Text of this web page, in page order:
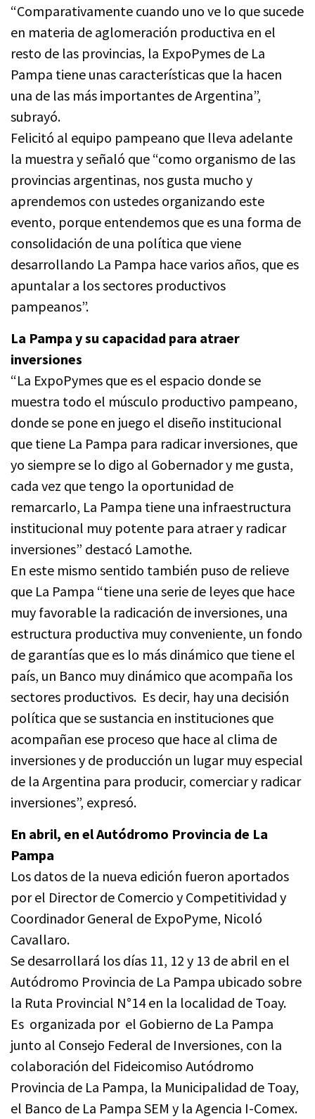
“Comparativamente cuando uno ve lo que sucede
en materia de aglomeración productiva en el
resto de las provincias, la ExpoPymes de La
Pampa tiene unas características que la hacen
una de las más importantes de Argentina”,
subrayó.
Felicitó al equipo pampeano que lleva adelante
la muestra y señaló que “como organismo de las
provincias argentinas, nos gusta mucho y
aprendemos con ustedes organizando este
evento, porque entendemos que es una forma de
consolidación de una política que viene
desarrollando La Pampa hace varios años, que es
apuntalar a los sectores productivos
pampeanos”.
La Pampa y su capacidad para atraer
inversiones
“La ExpoPymes que es el espacio donde se
muestra todo el músculo productivo pampeano,
donde se pone en juego el diseño institucional
que tiene La Pampa para radicar inversiones, que
yo siempre se lo digo al Gobernador y me gusta,
cada vez que tengo la oportunidad de
remarcarlo, La Pampa tiene una infraestructura
institucional muy potente para atraer y radicar
inversiones” destacó Lamothe.
En este mismo sentido también puso de relieve
que La Pampa “tiene una serie de leyes que hace
muy favorable la radicación de inversiones, una
estructura productiva muy conveniente, un fondo
de garantías que es lo más dinámico que tiene el
país, un Banco muy dinámico que acompaña los
sectores productivos. Es decir, hay una decisión
política que se sustancia en instituciones que
acompañan ese proceso que hace al clima de
inversiones y de producción un lugar muy especial
de la Argentina para producir, comerciar y radicar
inversiones”, expresó.
En abril, en el Autódromo Provincia de La
Pampa
Los datos de la nueva edición fueron aportados
por el Director de Comercio y Competitividad y
Coordinador General de ExpoPyme, Nicoló
Cavallaro.
Se desarrollará los días 11, 12 y 13 de abril en el
Autódromo Provincia de La Pampa ubicado sobre
la Ruta Provincial N°14 en la localidad de Toay.
Es organizada por el Gobierno de La Pampa
junto al Consejo Federal de Inversiones, con la
colaboración del Fideicomiso Autódromo
Provincia de La Pampa, la Municipalidad de Toay,
el Banco de La Pampa SEM y la Agencia I-Comex.